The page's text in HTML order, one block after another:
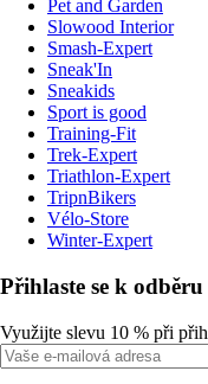
Pet and Garden
Slowood Interior
Smash-Expert
Sneak'In
Sneakids
Sport is good
Training-Fit
Trek-Expert
Triathlon-Expert
TripnBikers
Vélo-Store
Winter-Expert
Přihlaste se k
Využijte slevu 10 % při